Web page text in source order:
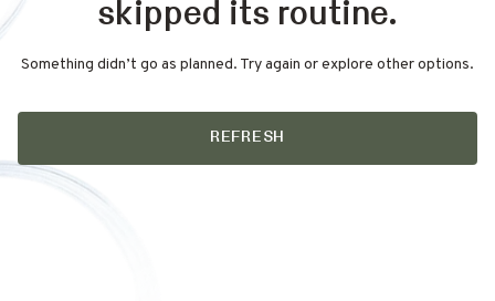
skipped its routine.
Something didn’t go as planned. Try again or explore other options.
REFRESH